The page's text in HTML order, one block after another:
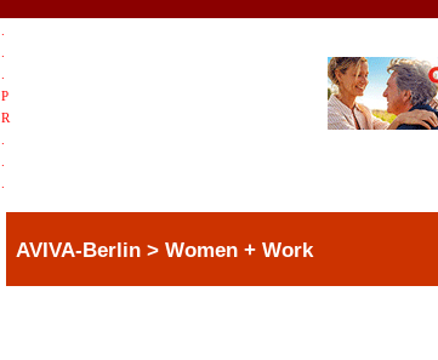
P
R
AVIVA-Berlin > Women + Work